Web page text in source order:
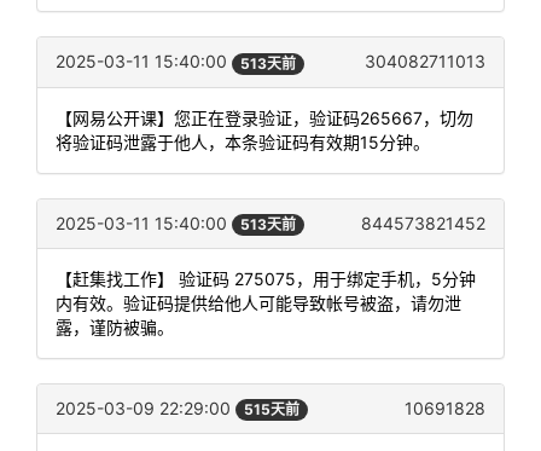
2025-03-11 15:40:00 513天前 304082711013
【网易公开课】您正在登录验证，验证码265667，切勿
将验证码泄露于他人，本条验证码有效期15分钟。
2025-03-11 15:40:00 513天前 844573821452
【赶集找工作】 验证码 275075，用于绑定手机，5分钟
内有效。验证码提供给他人可能导致帐号被盗，请勿泄
露，谨防被骗。
2025-03-09 22:29:00 515天前 10691828